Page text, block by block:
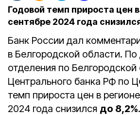
Годовой темп прироста цен
сентябре 2024 года
Банк России дал
в Белгородской области.
отделения по
Центрального банка РФ по
темп прироста цен в
2024 года снизился до 8,2%.